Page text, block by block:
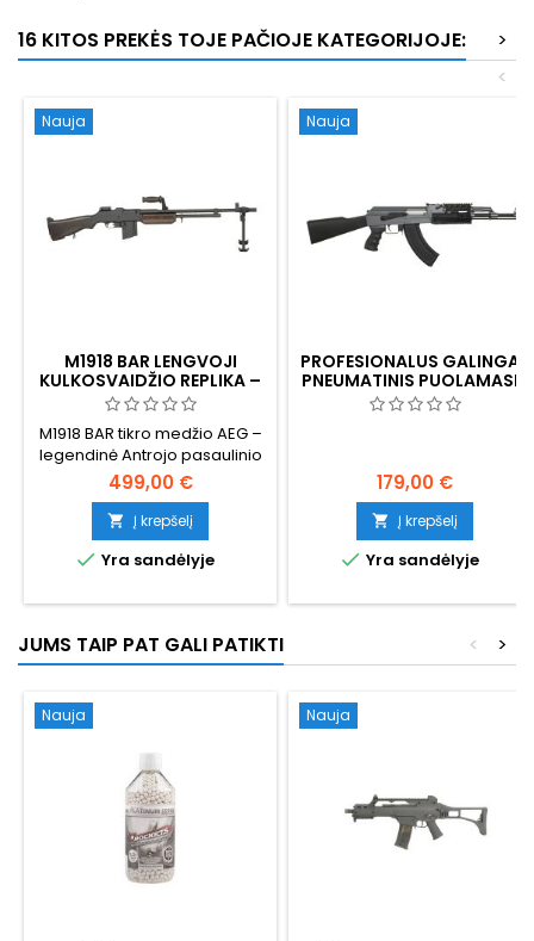
16 KITOS PREKĖS TOJE PAČIOJE KATEGORIJOJE:
>
<
Nauja
M1918 BAR LENGVOJI
KULKOSVAIDŽIO REPLIKA –
TIKRAS MEDIS
M1918 BAR tikro medžio AEG –
legendinė Antrojo pasaulinio
karo Browning automatinio
šautuvo replika. Pilnas
metalas, tikras tamsintas
medis, 6,4 kg svoris, plieninis
dvikojis komplekte. Tik pilnas
LMG kolekcininkams ir
499,00 €
 Į krepšelį
 Yra sandėlyje
Nauja
PROFESIONALUS GALINGAS
PNEUMATINIS PUOLAMASIS
ŠAUTUVAS AK47
179,00 €
 Į krepšelį
 Yra sandėlyje
JUMS TAIP PAT GALI PATIKTI >
<
Nauja Nauja